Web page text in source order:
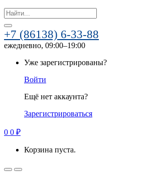
Search
for:
+7 (86138) 6-33-88
ежедневно, 09:00–19:00
Уже зарегистрированы?
Войти
Ещё нет аккаунта?
Зарегистрироваться
0 0 ₽
Корзина пуста.